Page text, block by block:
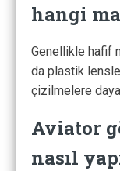
hangi
Genellikle hafif
da plastik
çizilmelere
Aviator
nasıl